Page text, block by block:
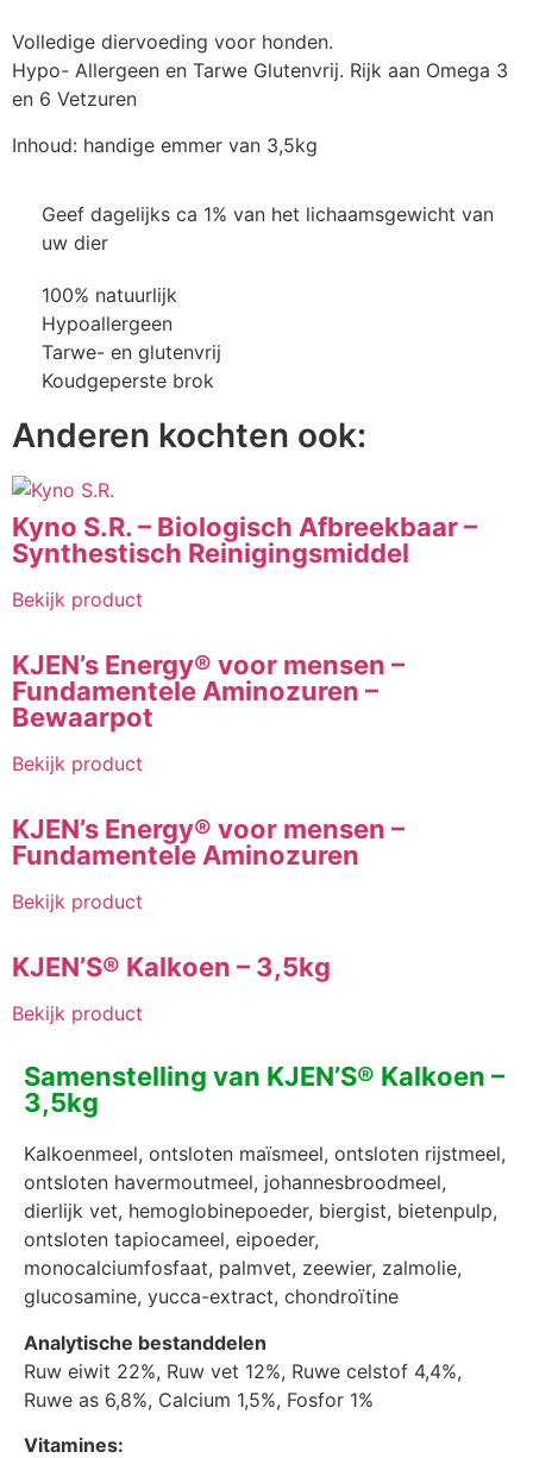
Volledige diervoeding voor honden.
Hypo- Allergeen en Tarwe Glutenvrij. Rijk aan Omega 3
en 6 Vetzuren
Inhoud: handige emmer van 3,5kg
Geef dagelijks ca 1% van het lichaamsgewicht van
uw dier
100% natuurlijk
Hypoallergeen
Tarwe- en glutenvrij
Koudgeperste brok
Anderen kochten ook:
Kyno S.R. – Biologisch Afbreekbaar –
Synthestisch Reinigingsmiddel
Bekijk product
KJEN’s Energy® voor mensen –
Fundamentele Aminozuren –
Bewaarpot
Bekijk product
KJEN’s Energy® voor mensen –
Fundamentele Aminozuren
Bekijk product
KJEN’S® Kalkoen – 3,5kg
Bekijk product
Samenstelling van KJEN’S® Kalkoen –
3,5kg
Kalkoenmeel, ontsloten maïsmeel, ontsloten rijstmeel,
ontsloten havermoutmeel, johannesbroodmeel,
dierlijk vet, hemoglobinepoeder, biergist, bietenpulp,
ontsloten tapiocameel, eipoeder,
monocalciumfosfaat, palmvet, zeewier, zalmolie,
glucosamine, yucca-extract, chondroïtine
Analytische bestanddelen
Ruw eiwit 22%, Ruw vet 12%, Ruwe celstof 4,4%,
Ruwe as 6,8%, Calcium 1,5%, Fosfor 1%
Vitamines: